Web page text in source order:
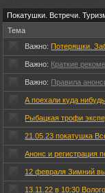
Покатушки. Встречи.
Тема
Важно: Потеряшки.
Важно: Краткие
Важно: Правила
А поехали куда
Рыбацкая трофи
21.05.23 покатушка
Анонс и регистрация
12 февраля Зимний
13.11.22 в 10:30